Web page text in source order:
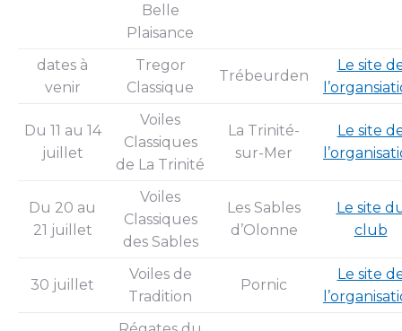
Belle
Plaisance
dates à
venir
Tregor
Classique
Trébeurden
Le site
Du 11 au 14
juillet
Voiles
Classiques
de La Trinité
La Trinité-
sur-Mer
Le site
Du 20 au
21 juillet
Voiles
Classiques
des Sables
Les Sables
d’Olonne
Le site
club
30 juillet
Voiles de
Tradition
Pornic
Le site